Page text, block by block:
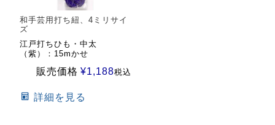
和手芸用打ち紐、4ミリサイ
ズ
江戸打ちひも・中太
（紫）：15mかせ
販売価格 ¥1,188税込
詳細を見る